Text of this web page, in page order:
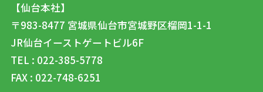
【仙台本社】
〒983-8477 宮城県仙台市宮城野区榴岡1-1-1
JR仙台イーストゲートビル6F
TEL : 022-385-5778
FAX : 022-748-6251